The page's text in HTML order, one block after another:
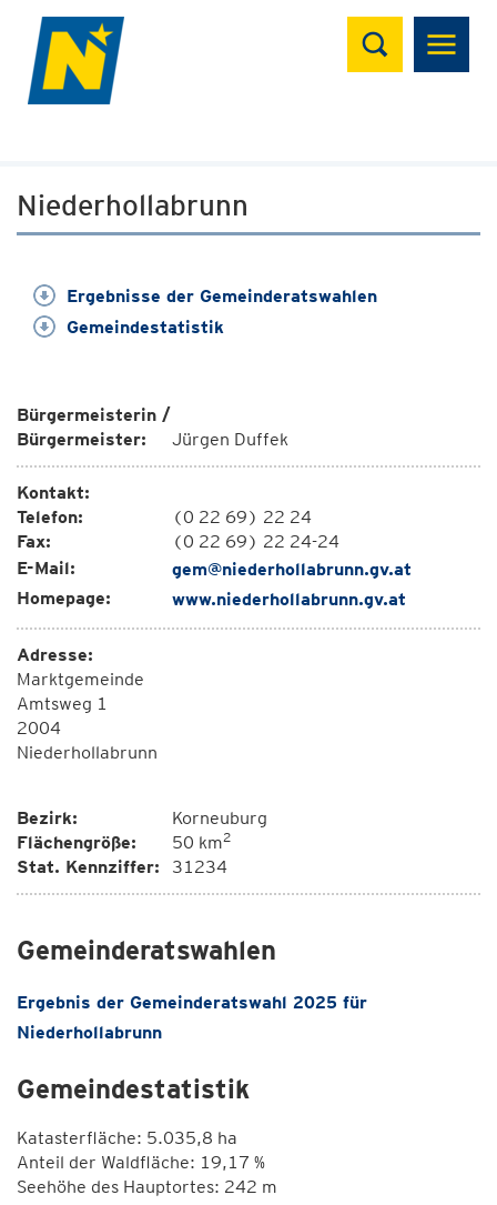
Suchen
Niederhollabrunn
Ergebnisse der Gemeinderatswahlen
Gemeindestatistik
Bürgermeisterin /
Bürgermeister:
Jürgen Duffek
Kontakt:
Telefon:
(0 22 69) 22 24
Fax:
(0 22 69) 22 24-24
E-Mail:
gem@niederhollabrunn.gv.at
Homepage:
www.niederhollabrunn.gv.at
Adresse:
Marktgemeinde
Amtsweg 1
2004
Niederhollabrunn
Bezirk:
Korneuburg
Flächengröße:
50 km2
Stat. Kennziffer: 31234
Gemeinderatswahlen
Ergebnis der Gemeinderatswahl 2025 für
Niederhollabrunn
Gemeindestatistik
Katasterfläche: 5.035,8 ha
Anteil der Waldfläche: 19,17 %
Seehöhe des Hauptortes: 242 m